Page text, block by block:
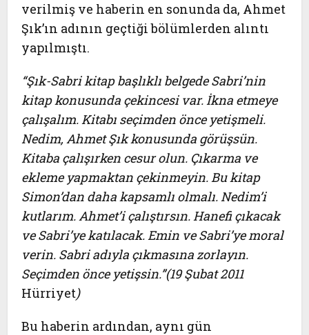
verilmiş ve haberin en sonunda da, Ahmet
Şık’ın adının geçtiği bölümlerden alıntı
yapılmıştı.
“Şık-Sabri kitap başlıklı belgede Sabri’nin
kitap konusunda çekincesi var. İkna etmeye
çalışalım. Kitabı seçimden önce yetişmeli.
Nedim, Ahmet Şık konusunda görüşsün.
Kitaba çalışırken cesur olun. Çıkarma ve
ekleme yapmaktan çekinmeyin. Bu kitap
Simon’dan daha kapsamlı olmalı. Nedim’i
kutlarım. Ahmet’i çalıştırsın. Hanefi çıkacak
ve Sabri’ye katılacak. Emin ve Sabri’ye moral
verin. Sabri adıyla çıkmasına zorlayın.
Seçimden önce yetişsin.”(19 Şubat 2011
Hürriyet)
Bu haberin ardından, aynı gün